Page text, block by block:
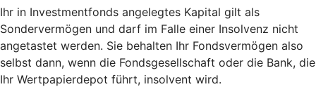
Ihr in Investmentfonds angelegtes Kapital gilt als
Sondervermögen und darf im Falle einer Insolvenz nicht
angetastet werden. Sie behalten Ihr Fondsvermögen also
selbst dann, wenn die Fondsgesellschaft oder die Bank, die
Ihr Wertpapierdepot führt, insolvent wird.